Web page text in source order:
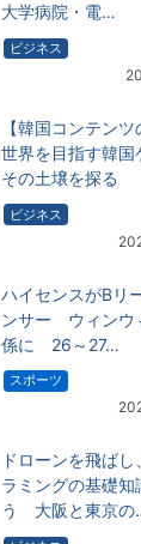
大学病院・電…
ビジネス
【韓国コンテンツ
世界を目指す韓国
その土壌を探る
ビジネス
ハイセンスがBリ
ンサー ウィンウ
係に 26～27…
スポーツ
ドローンを飛ば
ラミングの基礎知
う 大阪と東京